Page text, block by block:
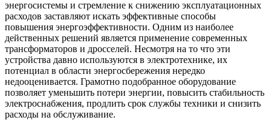
энергосистемы и стремление к снижению эксплуатационных
расходов заставляют искать эффективные способы
повышения энергоэффективности. Одним из наиболее
действенных решений является применение современных
трансформаторов и дросселей. Несмотря на то что эти
устройства давно используются в электротехнике, их
потенциал в области энергосбережения нередко
недооценивается. Грамотно подобранное оборудование
позволяет уменьшить потери энергии, повысить стабильность
электроснабжения, продлить срок службы техники и снизить
расходы на обслуживание.